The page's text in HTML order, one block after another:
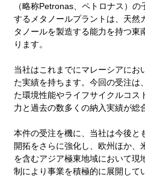
（略称Petronas、ペトロナス）
するメタノールプラントは、天然
タノールを製造する能力を持つ東
ります。
当社はこれまでにマレーシアにお
た実績を持ちます。今回の受注は
た環境性能やライフサイクルコス
力と過去の数多くの納入実績が総
本件の受注を機に、当社は今後と
開拓をさらに強化し、欧州ほか、
を含むアジア極東地域において現
制により事業を積極的に展開して